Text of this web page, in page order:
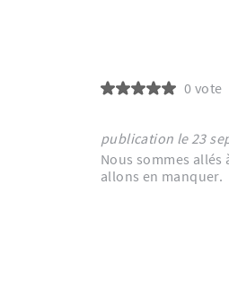
0 vote
Nous sommes
allons en manquer.